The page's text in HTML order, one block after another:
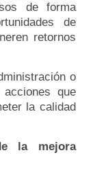
de forma
de
retornos
o
que
la calidad
la mejora